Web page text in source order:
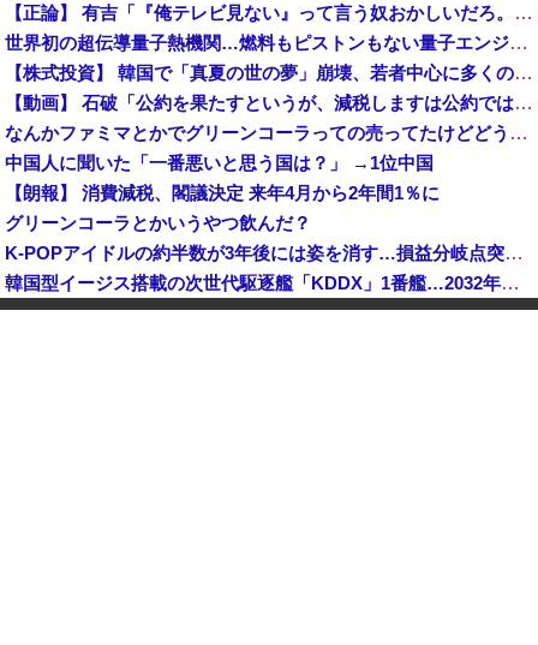
【正論】 有吉「『俺テレビ見ない』って言う奴おかしいだろ。団子屋で『団子食べない』って言うか？」
世界初の超伝導量子熱機関…燃料もピストンもない量子エンジンが回った！
【株式投資】 韓国で「真夏の世の夢」崩壊、若者中心に多くの人が「人生オワタ」―中国メディア
【動画】 石破「公約を果たすというが、減税しますは公約ではない。検討を加速するというのが公約だ」
なんかファミマとかでグリーンコーラっての売ってたけどどうなん？
中国人に聞いた「一番悪いと思う国は？」 →1位中国
【朗報】 消費減税、閣議決定 来年4月から2年間1％に
グリーンコーラとかいうやつ飲んだ？
K-POPアイドルの約半数が3年後には姿を消す…損益分岐点突破は4％未満
韓国型イージス搭載の次世代駆逐艦「KDDX」1番艦…2032年竣工と公示！
玉川徹「包丁男を結果的に死刑にしたことになる」←これどう思う？？？